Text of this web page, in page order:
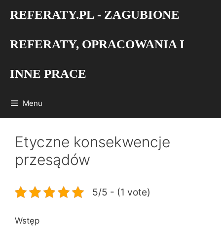
REFERATY.PL - ZAGUBIONE
REFERATY, OPRACOWANIA I
INNE PRACE
Menu
Etyczne konsekwencje
przesądów
5/5 - (1 vote)
Wstęp